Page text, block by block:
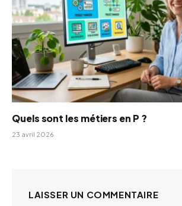
Quels sont les métiers en P ?
23 avril 2026
LAISSER UN COMMENTAIRE